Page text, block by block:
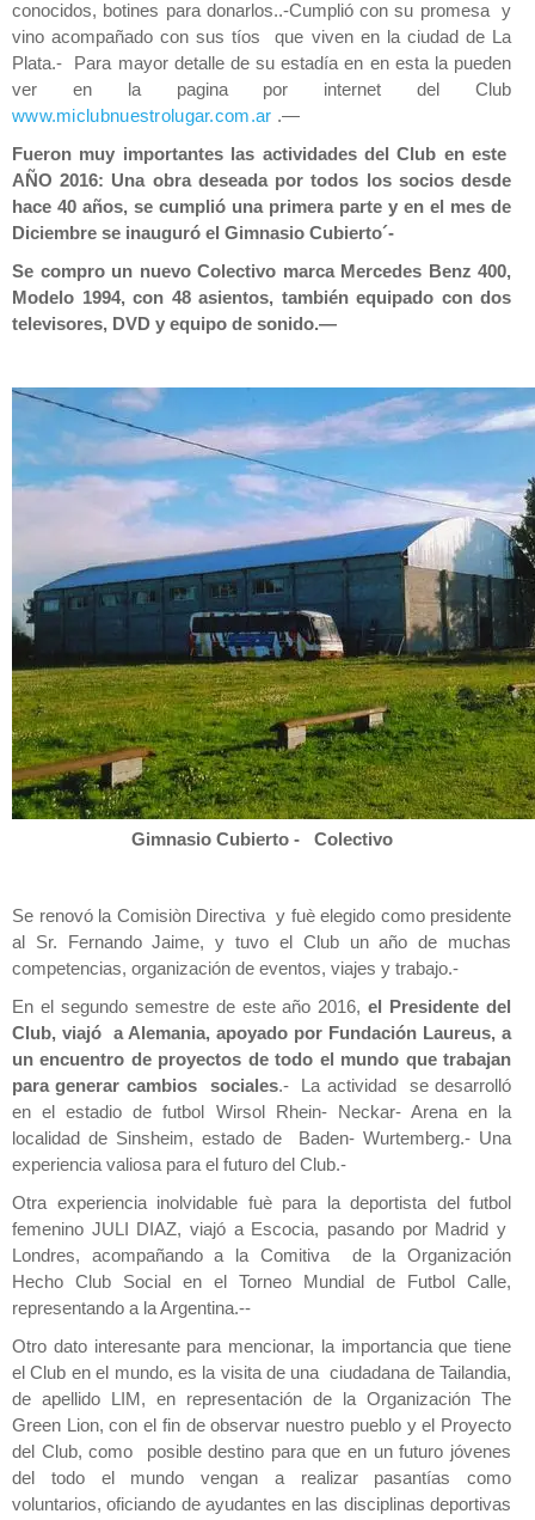
conocidos, botines para donarlos..-Cumplió con su promesa y
vino acompañado con sus tíos que viven en la ciudad de La
Plata.- Para mayor detalle de su estadía en en esta la pueden
ver en la pagina por internet del Club
www.miclubnuestrolugar.com.ar .—
Fueron muy importantes las actividades del Club en este
AÑO 2016: Una obra deseada por todos los socios desde
hace 40 años, se cumplió una primera parte y en el mes de
Diciembre se inauguró el Gimnasio Cubierto´-
Se compro un nuevo Colectivo marca Mercedes Benz 400,
Modelo 1994, con 48 asientos, también equipado con dos
televisores, DVD y equipo de sonido.—
Gimnasio Cubierto - Colectivo
Se renovó la Comisiòn Directiva y fuè elegido como presidente
al Sr. Fernando Jaime, y tuvo el Club un año de muchas
competencias, organización de eventos, viajes y trabajo.-
En el segundo semestre de este año 2016,el Presidente del
Club, viajó a Alemania, apoyado por Fundación Laureus, a
un encuentro de proyectos de todo el mundo que trabajan
para generar cambios sociales.- La actividad se desarrolló
en el estadio de futbol Wirsol Rhein- Neckar- Arena en la
localidad de Sinsheim, estado de Baden- Wurtemberg.- Una
experiencia valiosa para el futuro del Club.-
Otra experiencia inolvidable fuè para la deportista del futbol
femenino JULI DIAZ, viajó a Escocia, pasando por Madrid y
Londres, acompañando a la Comitiva de la Organización
Hecho Club Social en el Torneo Mundial de Futbol Calle,
representando a la Argentina.--
Otro dato interesante para mencionar, la importancia que tiene
el Club en el mundo, es la visita de una ciudadana de Tailandia,
de apellido LIM, en representación de la Organización The
Green Lion, con el fin de observar nuestro pueblo y el Proyecto
del Club, como posible destino para que en un futuro jóvenes
del todo el mundo vengan a realizar pasantías como
voluntarios, oficiando de ayudantes en las disciplinas deportivas